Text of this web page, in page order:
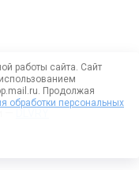
работы сайта. Сайт
Продолжая
обработки персональных